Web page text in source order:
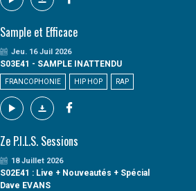
Sample et Efficace
Jeu. 16 Juil 2026
S03E41 - SAMPLE INATTENDU
FRANCOPHONIE HIP HOP RAP
Ze P.I.L.S. Sessions
18 Juillet 2026
S02E41 : Live + Nouveautés + Spécial
Dave EVANS